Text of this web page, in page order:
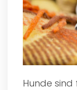
Hunde